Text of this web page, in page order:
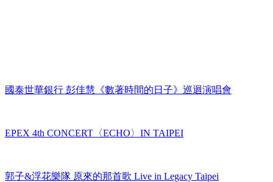
國泰世華銀行 彭佳慧《數著時間的日子》巡迴演唱會
EPEX 4th CONCERT〈ECHO〉IN TAIPEI
郭子&浮花樂隊 原來的那首歌 Live in Legacy Taipei